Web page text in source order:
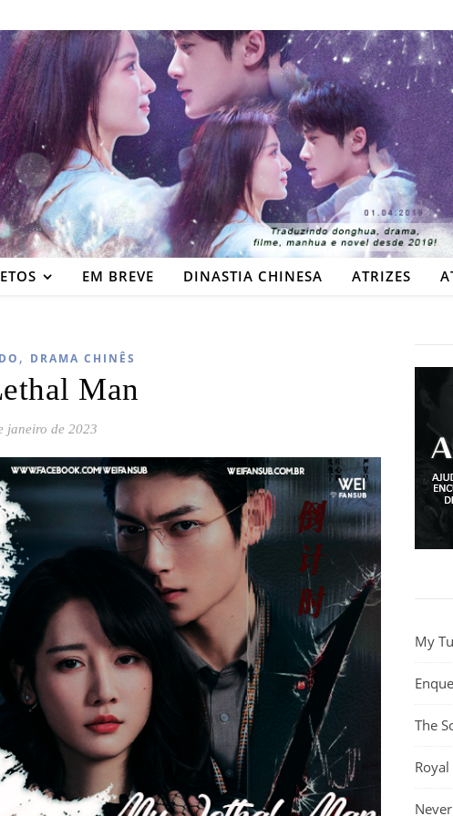
EM BREVE DINASTIA CHINESA ATRIZES
, DRAMA CHINÊS
Man
janeiro de 2023
My
The